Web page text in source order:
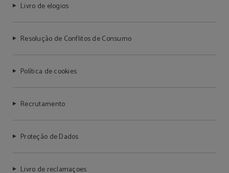
Livro de elogios
Resolução de Conflitos de Consumo
Política de cookies
Recrutamento
Proteção de Dados
Livro de reclamaçoes